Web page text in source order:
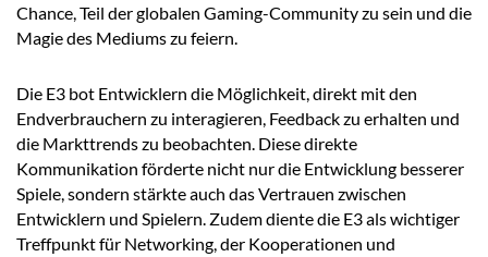
Chance, Teil der globalen Gaming-Community zu sein und die
Magie des Mediums zu feiern.
Die E3 bot Entwicklern die Möglichkeit, direkt mit den
Endverbrauchern zu interagieren, Feedback zu erhalten und
die Markttrends zu beobachten. Diese direkte
Kommunikation förderte nicht nur die Entwicklung besserer
Spiele, sondern stärkte auch das Vertrauen zwischen
Entwicklern und Spielern. Zudem diente die E3 als wichtiger
Treffpunkt für Networking, der Kooperationen und